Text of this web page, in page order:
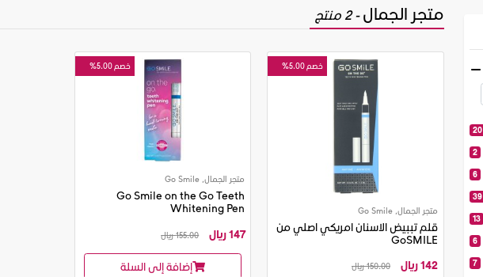
20
2
6
39
13
6
7
متجر الجمال- 2 منتج
خصم 5.00%
متجر الجمال, Go Smile
قلم تببيض الاسنان امريكي اصلي من
GoSMILE
142 ريال
150.00 ريال
خصم 5.00%
متجر الجمال, Go Smile
Go Smile on the Go Teeth
Whitening Pen
147 ريال
155.00 ريال
إضافة إلى السلة